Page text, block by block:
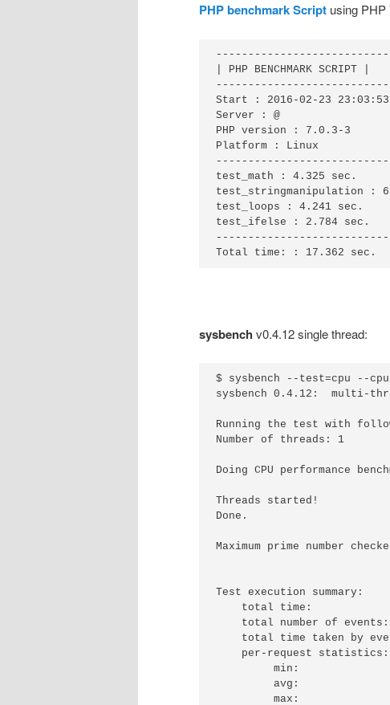
PHP benchmark Script using PHP
| PHP BENCHMARK SCRIPT |
Start : 2016-02-23 23:03:53
Server : @
PHP version : 7.0.3-3
Platform : Linux
test_math : 4.325 sec.
test_stringmanipulation :
test_loops : 4.241 sec.
test_ifelse : 2.784 sec.
Total time: : 17.362 sec.
sysbench v0.4.12 single thread:
$ sysbench --test=cpu --
sysbench 0.4.12:  multi-
Running the test with
Number of threads: 1
Doing CPU performance
Threads started!
Done.
Maximum prime number
Test execution summary:
total time:
total number of
total time taken by
    per-request statistics:
min:
avg:
max: